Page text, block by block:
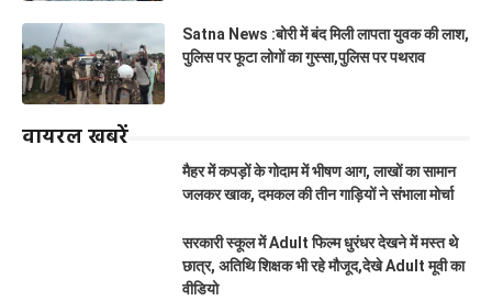
Satna News :बोरी में बंद मिली लापता युवक की लाश,
पुलिस पर फूटा लोगों का गुस्सा,पुलिस पर पथराव
वायरल खबरें
मैहर में कपड़ों के गोदाम में भीषण आग, लाखों का सामान
जलकर खाक, दमकल की तीन गाड़ियों ने संभाला मोर्चा
सरकारी स्कूल में Adult फिल्म धुरंधर देखने में मस्त थे
छात्र, अतिथि शिक्षक भी रहे मौजूद,देखे Adult मूवी का
वीडियो